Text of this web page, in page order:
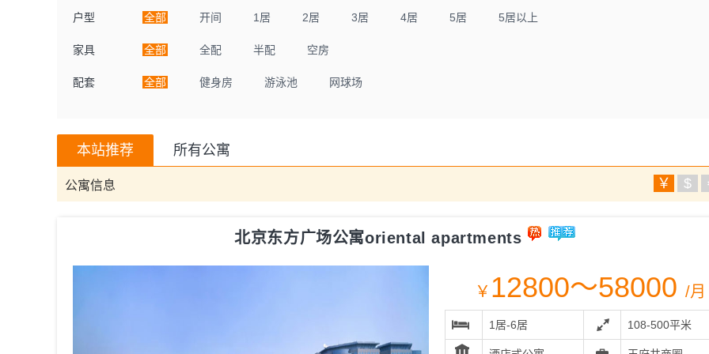
户型 全部 开间 1居 2居 3居 4居 5居 5居以上
家具 全部 全配 半配 空房
配套 全部 健身房 游泳池 网球场
本站推荐 所有公寓
公寓信息 ￥ $
北京东方广场公寓oriental apartments
￥ 12800～58000 /月
1居-6居 108-500平米